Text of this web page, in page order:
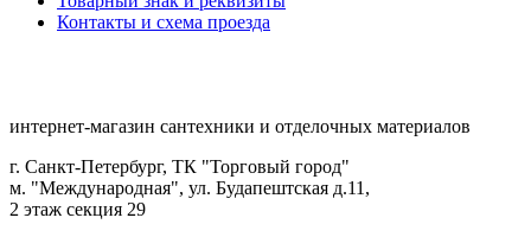
Контакты и схема проезда
интернет-магазин сантехники и отделочных материалов
г. Санкт-Петербург, ТК "Торговый город"
м. "Международная", ул. Будапештская д.11,
2 этаж секция 29